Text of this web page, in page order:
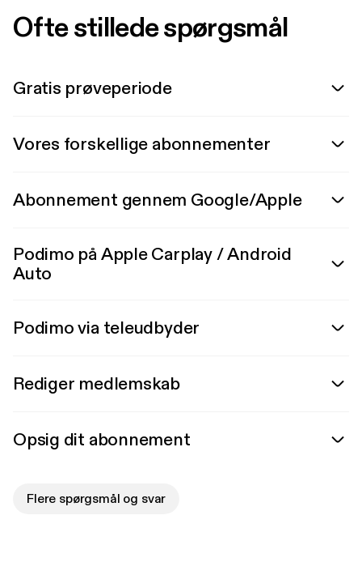
Ofte stillede spørgsmål
Gratis prøveperiode
Vores forskellige abonnementer
Abonnement gennem Google/Apple
Podimo på Apple Carplay / Android
Auto
Podimo via teleudbyder
Rediger medlemskab
Opsig dit abonnement
Flere spørgsmål og svar